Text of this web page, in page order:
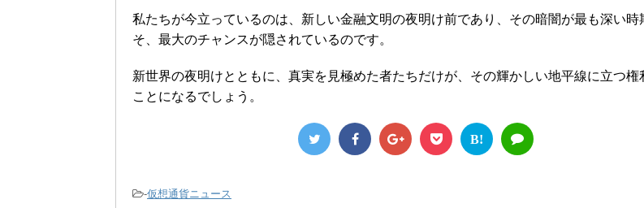
私たちが今立っているのは、新しい金融文明の夜明け前であり、その暗闇が最も深い時
そ、最大のチャンスが隠されているのです。
新世界の夜明けとともに、真実を見極めた者たちだけが、その輝かしい地平線に立つ権
ことになるでしょう。
B!
-仮想通貨ニュース